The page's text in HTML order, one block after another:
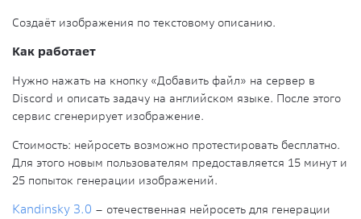
Создаёт изображения по текстовому описанию.
Как работает
Нужно нажать на кнопку «Добавить файл» на сервер в
Discord и описать задачу на английском языке. После этого
сервис сгенерирует изображение.
Стоимость: нейросеть возможно протестировать бесплатно.
Для этого новым пользователям предоставляется 15 минут и
25 попыток генерации изображений.
Kandinsky 3.0 – отечественная нейросеть для генерации